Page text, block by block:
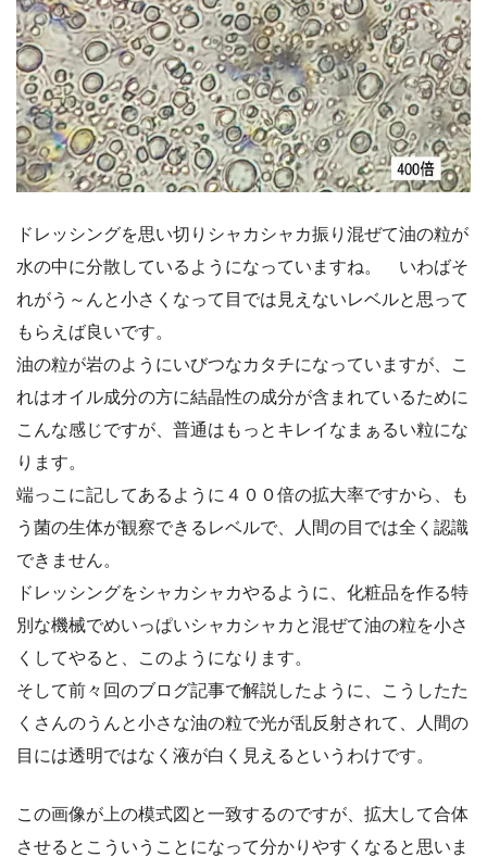
ドレッシングを思い切りシャカシャカ振り混ぜて油の粒が
水の中に分散しているようになっていますね。 いわばそ
れがう～んと小さくなって目では見えないレベルと思って
もらえば良いです。
油の粒が岩のようにいびつなカタチになっていますが、こ
れはオイル成分の方に結晶性の成分が含まれているために
こんな感じですが、普通はもっとキレイなまぁるい粒にな
ります。
端っこに記してあるように４００倍の拡大率ですから、も
う菌の生体が観察できるレベルで、人間の目では全く認識
できません。
ドレッシングをシャカシャカやるように、化粧品を作る特
別な機械でめいっぱいシャカシャカと混ぜて油の粒を小さ
くしてやると、このようになります。
そして前々回のブログ記事で解説したように、こうしたた
くさんのうんと小さな油の粒で光が乱反射されて、人間の
目には透明ではなく液が白く見えるというわけです。
この画像が上の模式図と一致するのですが、拡大して合体
させるとこういうことになって分かりやすくなると思いま